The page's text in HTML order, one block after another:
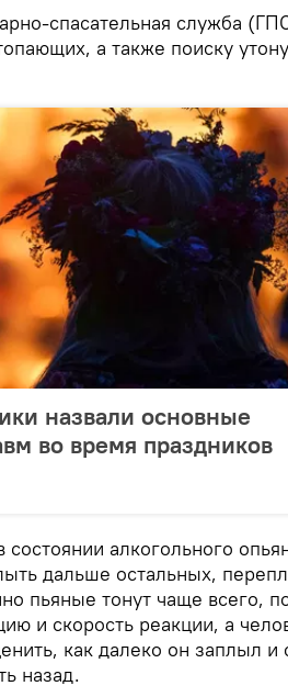
спасательная служба
а также поиску
назвали основные
во время праздников
алкогольного
дальше остальных,
пьяные тонут чаще всего,
и скорость реакции, а
как далеко он заплыл и
назад.